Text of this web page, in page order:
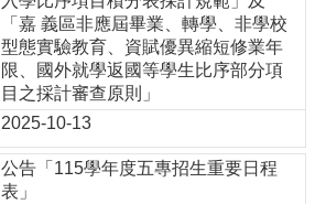
「嘉 義區非應屆畢業、轉學、非學校
型態實驗教育、資賦優異縮短修業年
限、國外就學返國等學生比序部分項
目之採計審查原則」
2025-10-13
公告「115學年度五專招生重要日程
表」